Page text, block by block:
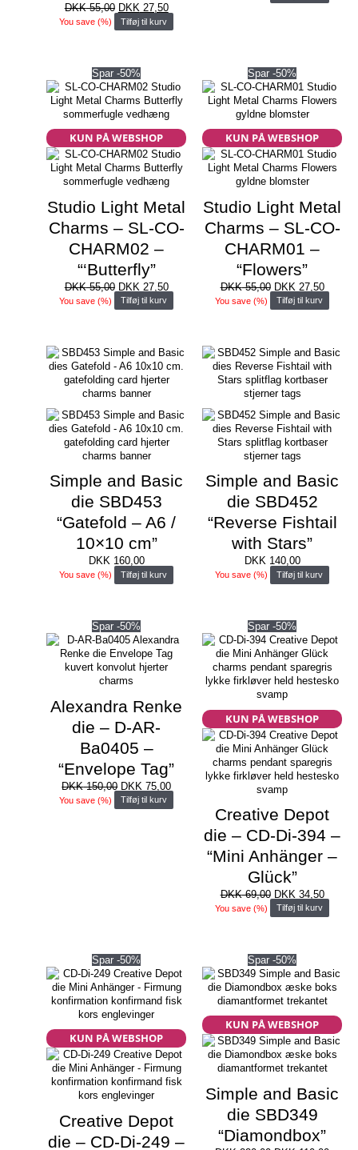
DKK55,00 Den
oprindelige
pris
DKK27,50Den
pris
You save(%) Tilføj til kurv
pris
pris
Spar -50%
KUN PÅ WEBSHOP
Studio Light Metal
Charms – SL-CO-
CHARM02 –
“‘Butterfly”
DKK55,00 Den
oprindelige
pris
DKK 27,50Den
pris
You save(%) Tilføj til kurv
Spar -50%
KUN PÅ WEBSHOP
Studio Light Metal
Charms – SL-CO-
CHARM01 –
“Flowers”
DKK55,00 Den
oprindelige
pris
DKK 27,50Den
pris
You save (%) Tilføj til kurv
Simple and Basic
die SBD453
“Gatefold – A6 /
10×10 cm”
DKK160,00
You save(%) Tilføj til kurv
Simple and Basic
die SBD452
“Reverse Fishtail
with Stars”
DKK140,00
You save (%) Tilføj til kurv
Spar -50%
Alexandra Renke
die – D-AR-
Ba0405 –
“Envelope Tag”
DKK150,00 Den
oprindelige
pris
DKK 75,00Den
pris
DKK 75,00.
You save(%) Tilføj til kurv
Spar -50%
KUN PÅ WEBSHOP
Creative Depot
die – CD-Di-394 –
“Mini Anhänger –
Glück”
DKK69,00 Den
oprindelige
pris
DKK 34,50Den
pris
You save (%) Tilføj til kurv
Spar -50%
KUN PÅ WEBSHOP
Creative Depot
die – CD-Di-249 –
Spar -50%
KUN PÅ WEBSHOP
Simple and Basic
die SBD349
“Diamondbox”